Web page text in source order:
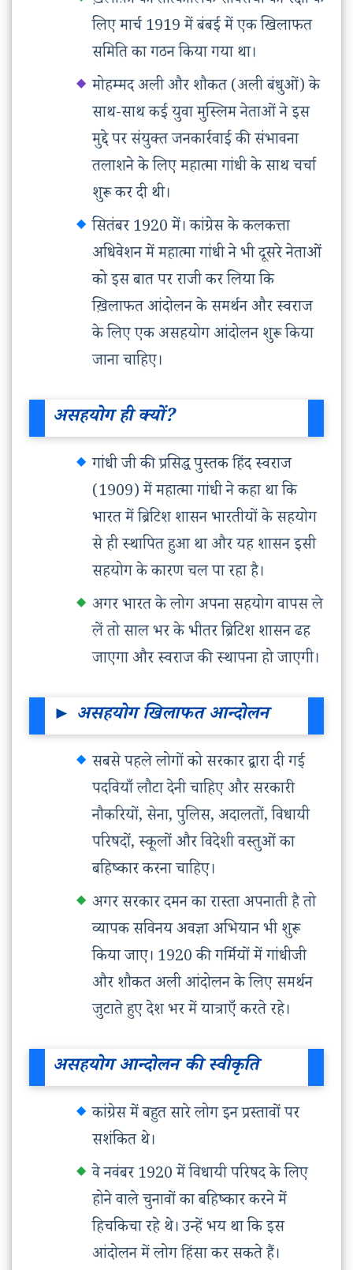
लिए मार्च 1919 में बंबई में एक खिलाफत
समिति का गठन किया गया था।
मोहम्मद अली और शौकत (अली बंधुओं) के
साथ-साथ कई युवा मुस्लिम नेताओं ने इस
मुद्दे पर संयुक्त जनकार्रवाई की संभावना
तलाशने के लिए महात्मा गांधी के साथ चर्चा
शुरू कर दी थी।
सितंबर 1920 में। कांग्रेस के कलकत्ता
अधिवेशन में महात्मा गांधी ने भी दूसरे नेताओं
को इस बात पर राजी कर लिया कि
ख़िलाफत आंदोलन के समर्थन और स्वराज
के लिए एक असहयोग आंदोलन शुरू किया
जाना चाहिए।
असहयोग ही क्यों?
गांधी जी की प्रसिद्ध पुस्तक हिंद स्वराज
(1909) में महात्मा गांधी ने कहा था कि
भारत में ब्रिटिश शासन भारतीयों के सहयोग
से ही स्थापित हुआ था और यह शासन इसी
सहयोग के कारण चल पा रहा है।
अगर भारत के लोग अपना सहयोग वापस ले
लें तो साल भर के भीतर ब्रिटिश शासन ढह
जाएगा और स्वराज की स्थापना हो जाएगी।
► असहयोग खिलाफत आन्दोलन
सबसे पहले लोगों को सरकार द्वारा दी गई
पदवियाँ लौटा देनी चाहिए और सरकारी
नौकरियों, सेना, पुलिस, अदालतों, विधायी
परिषदों, स्कूलों और विदेशी वस्तुओं का
बहिष्कार करना चाहिए।
अगर सरकार दमन का रास्ता अपनाती है तो
व्यापक सविनय अवज्ञा अभियान भी शुरू
किया जाए। 1920 की गर्मियों में गांधीजी
और शौकत अली आंदोलन के लिए समर्थन
जुटाते हुए देश भर में यात्राएँ करते रहे।
असहयोग आन्दोलन की स्वीकृति
कांग्रेस में बहुत सारे लोग इन प्रस्तावों पर
सशंकित थे।
वे नवंबर 1920 में विधायी परिषद के लिए
होने वाले चुनावों का बहिष्कार करने में
हिचकिचा रहे थे। उन्हें भय था कि इस
आंदोलन में लोग हिंसा कर सकते हैं।